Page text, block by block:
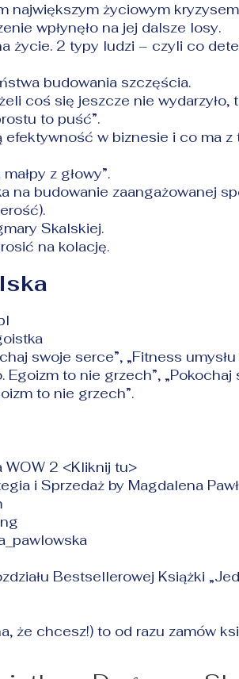
największym życiowym
wpłynęło na jej dalsze losy.
życie. 2 typy ludzi – czyli co
budowania szczęścia.
coś się jeszcze nie wydarzyło,
to puść”.
efektywność w biznesie i co ma
z głowy”.
na budowanie zaangażowanej
Skalskiej.
na kolację.
swoje serce”, „Fitness umysłu
to nie grzech”, „Pokochaj
to nie grzech”.
WOW 2 <Kliknij tu>
i Sprzedaż by Magdalena
Bestsellerowej Książki
że chcesz!) to od razu zamów